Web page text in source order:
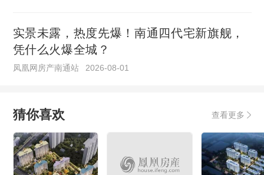
实景未露，热度先爆！南通四代宅新旗舰，
凭什么火爆全城？
凤凰网房产南通站 2026-08-01
猜你喜欢 查看更多